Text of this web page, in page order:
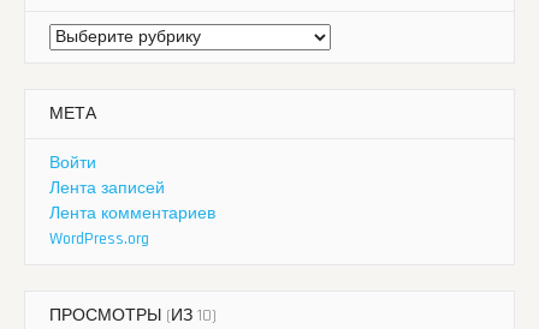
Рубрики
МЕТА
Войти
Лента записей
Лента комментариев
WordPress.org
ПРОСМОТРЫ (ИЗ 10)